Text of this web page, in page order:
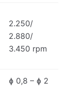
2.250/
2.880/
3.450 rpm
ɸ 0,8 – ɸ 2